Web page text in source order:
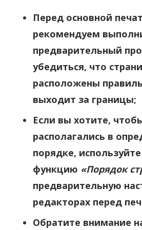
Перед основной
рекомендуем
предварительный
убедиться, что
расположены
выходит за границы;
Если вы хотите,
располагались в
порядке,
функцию «Порядок
предварительную
редакторах перед
Обратите внимание